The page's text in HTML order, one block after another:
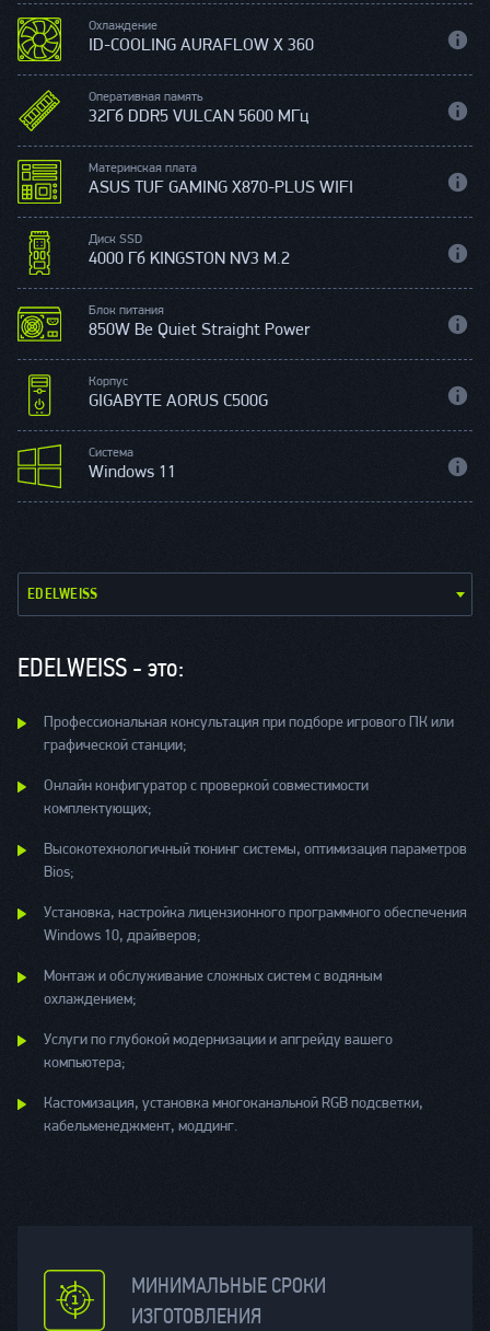
Охлаждение
ID-COOLING AURAFLOW X 360
Оперативная память
32Гб DDR5 VULCAN 5600 МГц
Материнская плата
ASUS TUF GAMING X870-PLUS WIFI
Диск SSD
4000 Гб KINGSTON NV3 M.2
Блок питания
850W Be Quiet Straight Power
Корпус
GIGABYTE AORUS C500G
Система
Windows 11
EDELWEISS
EDELWEISS - это:
Профессиональная консультация при подборе игрового ПК или
графической станции;
Онлайн конфигуратор с проверкой совместимости
комплектующих;
Высокотехнологичный тюнинг системы, оптимизация параметров
Bios;
Установка, настройка лицензионного программного обеспечения
Windows 10, драйверов;
Монтаж и обслуживание сложных систем с водяным
охлаждением;
Услуги по глубокой модернизации и апгрейду вашего
компьютера;
Кастомизация, установка многоканальной RGB подсветки,
кабельменеджмент, моддинг.
МИНИМАЛЬНЫЕ СРОКИ
ИЗГОТОВЛЕНИЯ